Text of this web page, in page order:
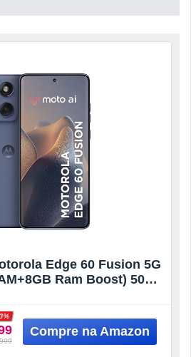
Edge 60 Fusion 5G
Ram Boost) 50MP